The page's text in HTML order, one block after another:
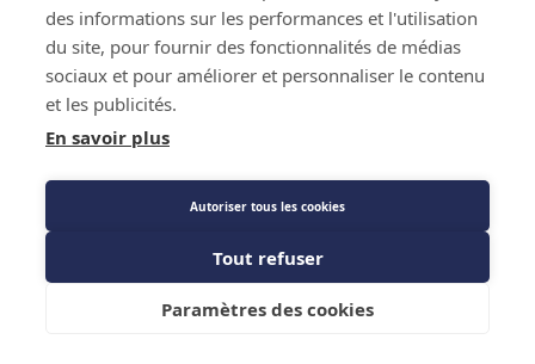
Prix public
623,93 €TTC/PIECE
Caractéristiques techniques
Ajouter au panier
des informations sur les performances et l'utilisation
du site, pour fournir des fonctionnalités de médias
sociaux et pour améliorer et personnaliser le contenu
et les publicités.
En savoir plus
Autoriser tous les cookies
Tout refuser
Paramètres des cookies